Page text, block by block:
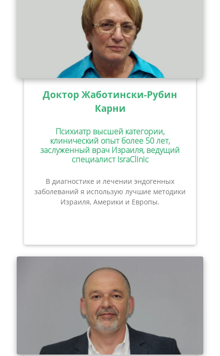
Доктор Жаботински-Рубин
Карни
Психиатр высшей категории,
клинический опыт более 50 лет,
заслуженный врач Израиля, ведущий
специалист IsraClinic
В диагностике и лечении эндогенных
заболеваний я использую лучшие методики
Израиля, Америки и Европы.